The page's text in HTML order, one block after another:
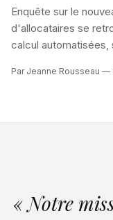
Enquête sur le
d'allocataires se
calcul automatisées,
concrètement ce
Par Jeanne Rousseau —
« Notre